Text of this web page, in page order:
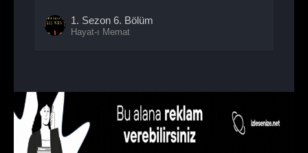
1. Sezon 6. Bölüm
Hayat-ı Memat
1. Sezon8. Bölüm- Sezon Finali